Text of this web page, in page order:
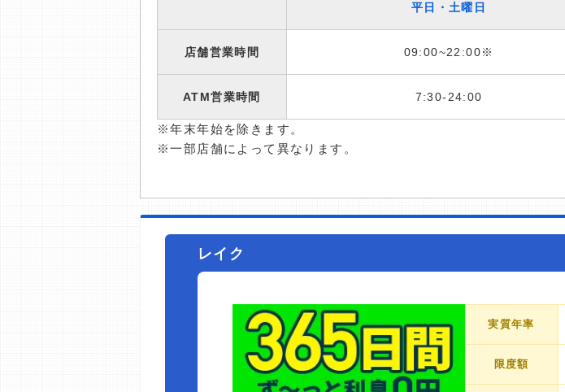
平日・土曜日
店舗営業時間 09:00~22:00※
ATM営業時間 7:30-24:00
※年末年始を除きます。
※一部店舗によって異なります。
レイク
実質年率
限度額